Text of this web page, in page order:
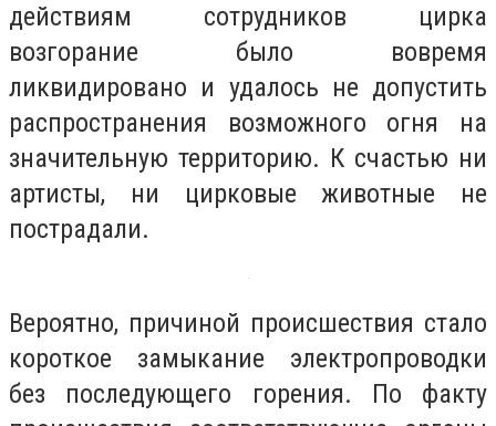
действиям сотрудников цирка
возгорание было вовремя
ликвидировано и удалось не допустить
распространения возможного огня на
значительную территорию. К счастью ни
артисты, ни цирковые животные не
пострадали.
Вероятно, причиной происшествия стало
короткое замыкание электропроводки
без последующего горения. По факту